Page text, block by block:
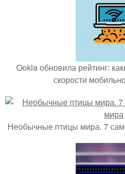
Ookla обновила рейтинг:
скорости
Необычные птицы мира. 7